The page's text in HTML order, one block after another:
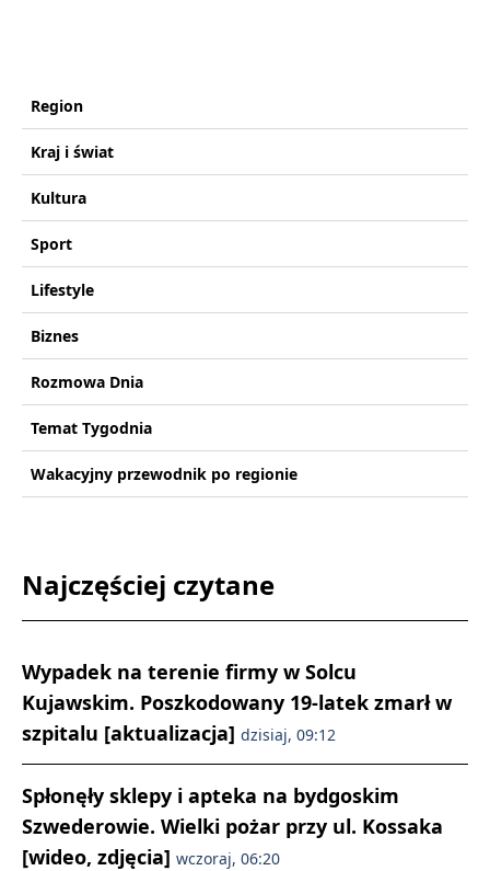
Region
Kraj i świat
Kultura
Sport
Lifestyle
Biznes
Rozmowa Dnia
Temat Tygodnia
Wakacyjny przewodnik po regionie
Najczęściej czytane
Wypadek na terenie firmy w Solcu
Kujawskim. Poszkodowany 19-latek zmarł w
szpitalu [aktualizacja] dzisiaj, 09:12
Spłonęły sklepy i apteka na bydgoskim
Szwederowie. Wielki pożar przy ul. Kossaka
[wideo, zdjęcia] wczoraj, 06:20